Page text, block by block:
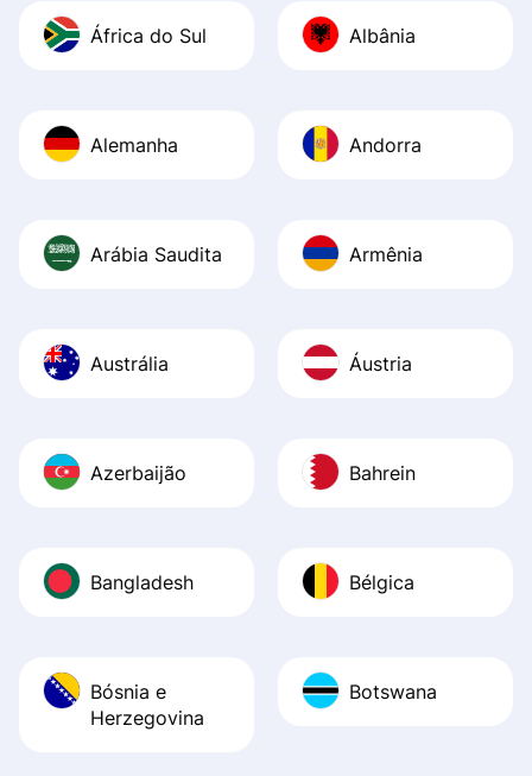
Recommend it!
África do Sul Albânia
Alemanha Andorra
Arábia Saudita Armênia
Austrália Áustria
Azerbaijão Bahrein
Bangladesh Bélgica
Bósnia e
Herzegovina
Botswana